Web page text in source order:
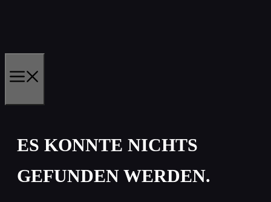
ES KONNTE NICHTS
GEFUNDEN WERDEN.